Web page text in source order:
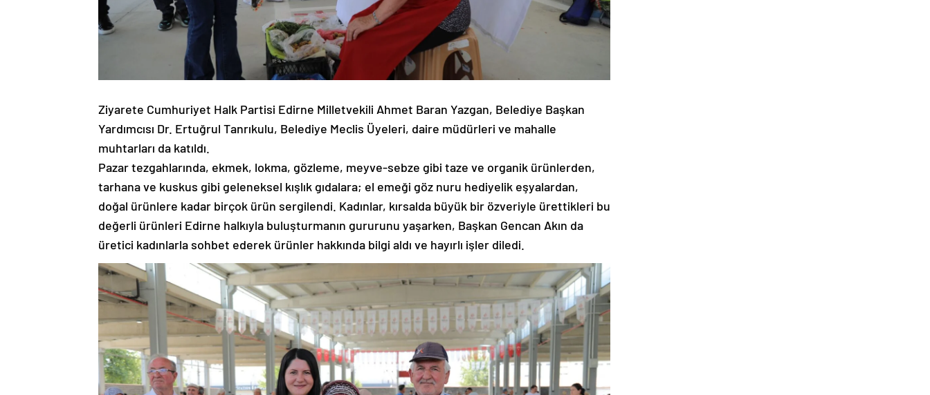
Ziyarete Cumhuriyet Halk Partisi Edirne Milletvekili Ahmet Baran Yazgan, Belediye Başkan
Yardımcısı Dr. Ertuğrul Tanrıkulu, Belediye Meclis Üyeleri, daire müdürleri ve mahalle
muhtarları da katıldı.
Pazar tezgahlarında, ekmek, lokma, gözleme, meyve-sebze gibi taze ve organik ürünlerden,
tarhana ve kuskus gibi geleneksel kışlık gıdalara; el emeği göz nuru hediyelik eşyalardan,
doğal ürünlere kadar birçok ürün sergilendi. Kadınlar, kırsalda büyük bir özveriyle ürettikleri bu
değerli ürünleri Edirne halkıyla buluşturmanın gururunu yaşarken, Başkan Gencan Akın da
üretici kadınlarla sohbet ederek ürünler hakkında bilgi aldı ve hayırlı işler diledi.